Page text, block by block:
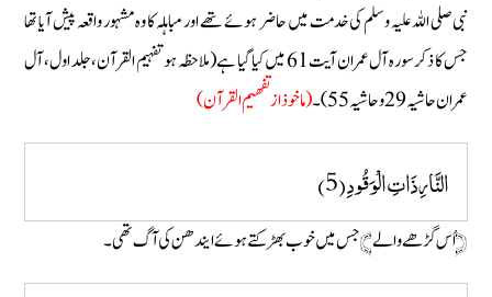
نبی صلی اللہ علیہ و سلم کی خدمت میں حاضر ہوئے تھے اور مباہلہ کا وہ مشہور واقعہ پیش آیا تھا
جس کا ذکر سورہ آل عمران آیت 61 میں کیا گیا ہے (ملاحظہ ہو تفہیم القرآن، جلد اول، آل
عمران حاشیہ 29 و حاشیہ 55)۔
(ماخوذ از تفهيم القرآن)
النَّارِ ذَاتِ الْوَقُودِ (5)
﴿اُس گڑھے والے﴾ جس میں خوب بھڑکتے ہوئے ایندھن کی آگ تھی ۔